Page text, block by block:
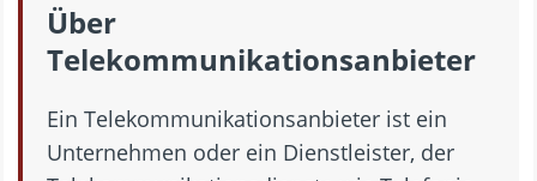
Über
Telekommunikationsanbieter
Ein Telekommunikationsanbieter ist ein
Unternehmen oder ein Dienstleister, der